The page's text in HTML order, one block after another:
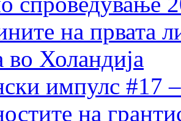
на првата
во Холандија
импулс #17
на